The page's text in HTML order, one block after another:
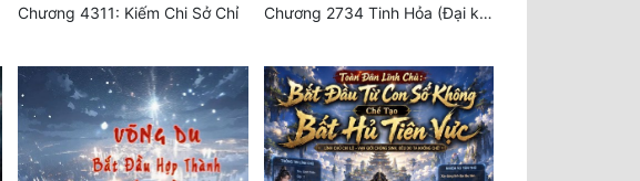
Chương 4311: Kiếm Chi Sở Chỉ
Chương 2734 Tinh Hỏa (Đại kết cục) (2)